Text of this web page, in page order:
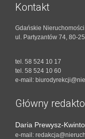
Kontakt
Gdańskie Nieruchomości
ul. Partyzantów 74 80-
tel. 58 524 10 17
tel. 58 524 10 60
e-mail:
Główny
Daria Prewysz-Kwinto
e-mail: